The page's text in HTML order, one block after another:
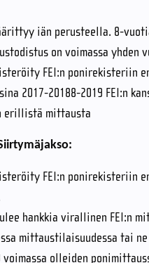
iän perusteella. 8-
on voimassa yhden
FEI:n ponirekisteriin
2017-20188-2019 FEI:n
erillistä mittausta
FEI:n ponirekisteriin
hankkia virallinen FEI:n
mittaustilaisuudessa tai
olleiden